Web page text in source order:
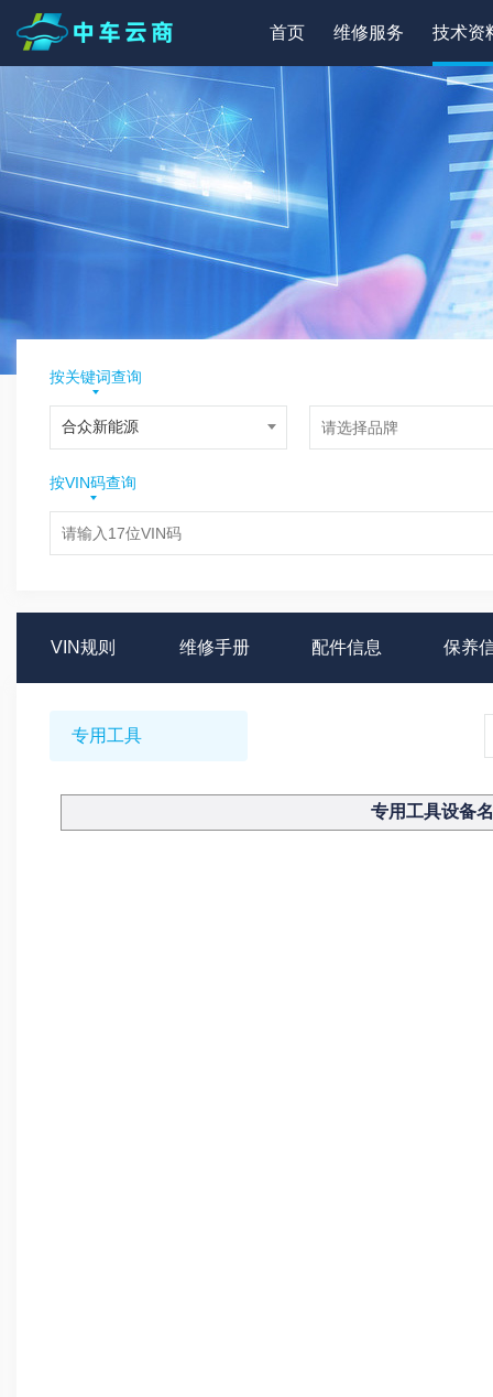
首页 维修服务 技术资
按关键词查询
按VIN码查询
VIN规则 维修手册 配件信息 保养
专用工具
专用工具设备